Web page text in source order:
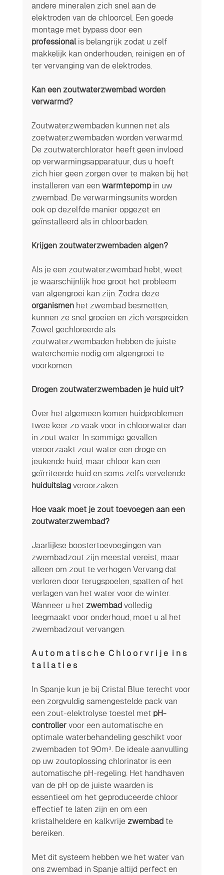
andere mineralen zich snel aan de
elektroden van de chloorcel. Een goede
montage met bypass door een
professional is belangrijk zodat u zelf
makkelijk kan onderhouden, reinigen en of
ter vervanging van de elektrodes.
Kan een zoutwaterzwembad worden
verwarmd?
Zoutwaterzwembaden kunnen net als
zoetwaterzwembaden worden verwarmd.
De zoutwaterchlorator heeft geen invloed
op verwarmingsapparatuur, dus u hoeft
zich hier geen zorgen over te maken bij het
installeren van een warmtepomp in uw
zwembad. De verwarmingsunits worden
ook op dezelfde manier opgezet en
geïnstalleerd als in chloorbaden.
Krijgen zoutwaterzwembaden algen?
Als je een zoutwaterzwembad hebt, weet
je waarschijnlijk hoe groot het probleem
van algengroei kan zijn. Zodra deze
organismen het zwembad besmetten,
kunnen ze snel groeien en zich verspreiden.
Zowel gechloreerde als
zoutwaterzwembaden hebben de juiste
waterchemie nodig om algengroei te
voorkomen.
Drogen zoutwaterzwembaden je huid uit?
Over het algemeen komen huidproblemen
twee keer zo vaak voor in chloorwater dan
in zout water. In sommige gevallen
veroorzaakt zout water een droge en
jeukende huid, maar chloor kan een
geïrriteerde huid en soms zelfs vervelende
huiduitslag veroorzaken.
Hoe vaak moet je zout toevoegen aan een
zoutwaterzwembad?
Jaarlijkse boostertoevoegingen van
zwembadzout zijn meestal vereist, maar
alleen om zout te verhogen Vervang dat
verloren door terugspoelen, spatten of het
verlagen van het water voor de winter.
Wanneer u het zwembad volledig
leegmaakt voor onderhoud, moet u al het
zwembadzout vervangen.
A u t o m a t i s c h e  C h l o o r v r i j e  i n s
t a l l a t i e s
In Spanje kun je bij Cristal Blue terecht voor
een zorgvuldig samengestelde pack van
een zout-elektrolyse toestel met pH-
controller voor een automatische en
optimale waterbehandeling geschikt voor
zwembaden tot 90m³. De ideale aanvulling
op uw zoutoplossing chlorinator is een
automatische pH-regeling. Het handhaven
van de pH op de juiste waarden is
essentieel om het geproduceerde chloor
effectief te laten zijn en om een
kristalheldere en kalkvrije zwembad te
bereiken.
Met dit systeem hebben we het water van
ons zwembad in Spanje altijd perfect en